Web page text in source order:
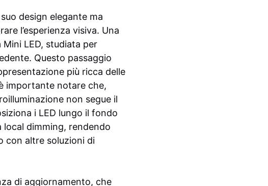
design elegante ma
l’esperienza visiva. Una
LED, studiata per
Questo passaggio
più ricca delle
importante notare che,
non segue il
i LED lungo il fondo
local dimming, rendendo
con altre soluzioni di
di aggiornamento, che